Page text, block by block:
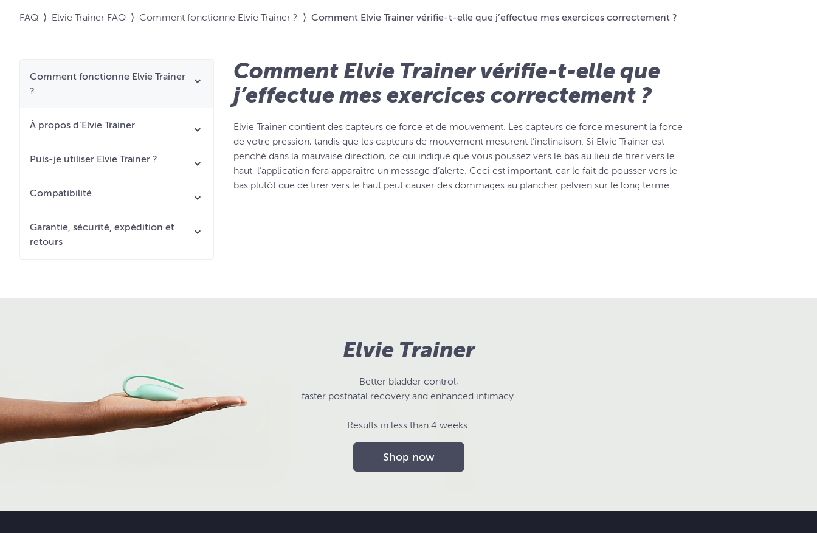
FAQ ⟩ Elvie Trainer FAQ ⟩ Comment fonctionne Elvie Trainer ? ⟩ Comment Elvie Trainer vérifie-t-elle que j’effectue mes exercices correctement ?
Comment fonctionne Elvie Trainer
?
À propos d’Elvie Trainer
Puis-je utiliser Elvie Trainer ?
Compatibilité
Garantie, sécurité, expédition et
retours
Comment Elvie Trainer vérifie-t-elle que
j’effectue mes exercices correctement ?
Elvie Trainer contient des capteurs de force et de mouvement. Les capteurs de force mesurent la force
de votre pression, tandis que les capteurs de mouvement mesurent l’inclinaison. Si Elvie Trainer est
penché dans la mauvaise direction, ce qui indique que vous poussez vers le bas au lieu de tirer vers le
haut, l’application fera apparaître un message d’alerte. Ceci est important, car le fait de pousser vers le
bas plutôt que de tirer vers le haut peut causer des dommages au plancher pelvien sur le long terme.
Elvie Trainer
Better bladder control,
faster postnatal recovery and enhanced intimacy.
Results in less than 4 weeks.
Shop now